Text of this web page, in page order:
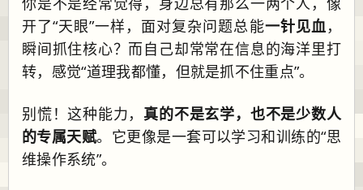
开了“天眼”一样，面对复杂问题总能一针见血，
瞬间抓住核心？而自己却常常在信息的海洋里打
转，感觉“道理我都懂，但就是抓不住重点”。
别慌！这种能力， 真的不是玄学，也不是少数人
的专属天赋。它更像是一套可以学习和训练的“思
维操作系统”。